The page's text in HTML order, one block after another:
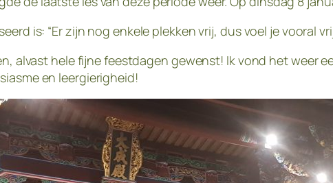
is: “Er zijn nog enkele plekken vrij, dus voel je vooral
alvast hele fijne feestdagen gewenst! Ik vond het weer
en leergierigheid!